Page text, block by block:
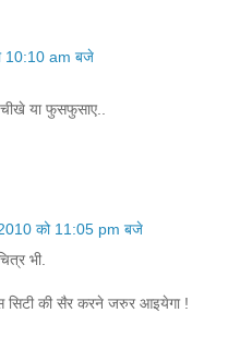
10:10 am बजे
या फुसफुसाए..
को 11:05 pm बजे
भी.
सिटी की सैर करने जरुर आइयेगा !